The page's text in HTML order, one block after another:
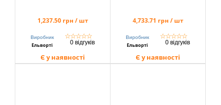
1,237.50 грн / шт
Виробник
Ельворті
☆☆☆☆☆
0 відгуків
Є у наявності
4,733.71 грн / шт
Виробник
Ельворті
☆☆☆☆☆
0 відгуків
Є у наявності